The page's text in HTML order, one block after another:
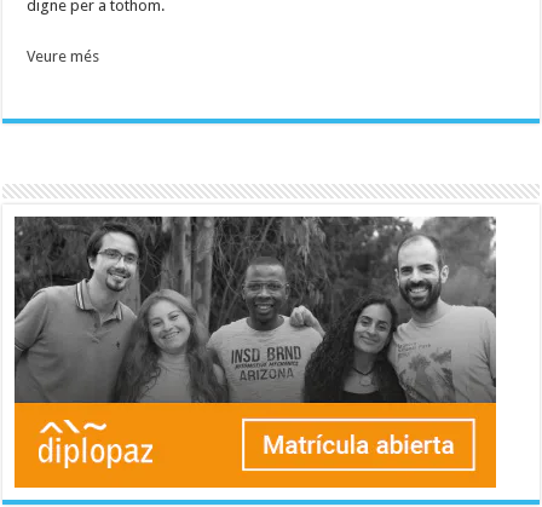
digne per a tothom.
Veure més